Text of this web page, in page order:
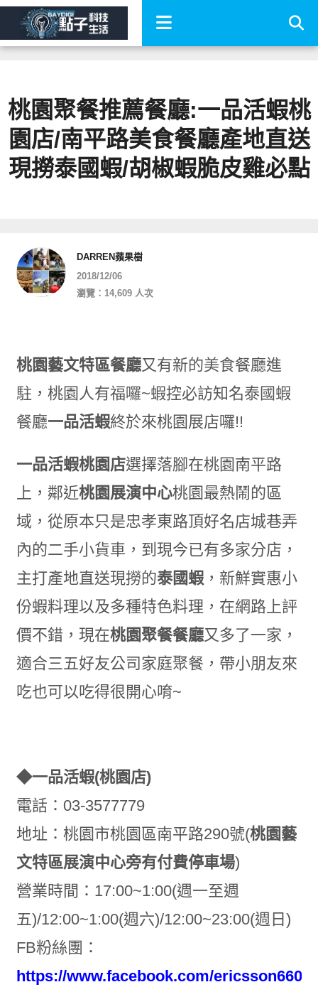
桃園聚餐推薦餐廳:一品活蝦桃
園店/南平路美食餐廳產地直送
現撈泰國蝦/胡椒蝦脆皮雞必點
DARREN蘋果樹
2018/12/06
瀏覽：14,609 人次
桃園藝文特區餐廳又有新的美食餐廳進
駐 ，桃園人有福囉~蝦控必訪知名泰國蝦
餐廳一品活蝦終於來桃園展店囉!!
一品活蝦桃園店選擇落腳在桃園南平路
上 ，鄰近桃園展演中心桃園最熱鬧的區
域， 從原本只是忠孝東路頂好名店城巷弄
內的二手小貨車 ， 到現今已有多家分店 ，
主打產地直送現撈的泰國蝦， 新鮮實惠小
份蝦料理以及多種特色料理， 在網路上評
價不錯，現在桃園聚餐餐廳又多了一家，
適合三五好友公司家庭聚餐，帶小朋友來
吃也可以吃得很開心唷~
◆一品活蝦(桃園店)
電話：03-3577779
地址：桃園市桃園區南平路290號(桃園藝
文特區展演中心旁有付費停車場)
營業時間：17:00~1:00(週一至週
五)/12:00~1:00(週六)/12:00~23:00(週日)
FB粉絲團：
https://www.facebook.com/